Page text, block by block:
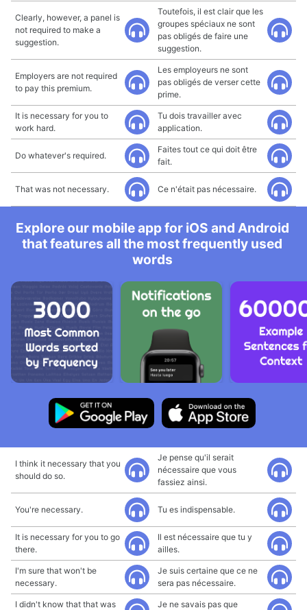
Clearly, however, a panel is
not required to make a
suggestion.
Toutefois, il est clair que les
groupes spéciaux ne sont
pas obligés de faire une
suggestion.
Employers are not required
to pay this premium.
Les employeurs ne sont
pas obligés de verser cette
prime.
It is necessary for you to
work hard.
Tu dois travailler avec
application.
Do whatever's required.
Faites tout ce qui doit être
fait.
That was not necessary. Ce n'était pas nécessaire.
Explore our mobile app for iOS and Android
that features all the most frequently used
words
I think it necessary that you
should do so.
Je pense qu'il serait
nécessaire que vous
fassiez ainsi.
You're necessary. Tu es indispensable.
It is necessary for you to go
there.
Il est nécessaire que tu y
ailles.
I'm sure that won't be
necessary.
Je suis certaine que ce ne
sera pas nécessaire.
I didn't know that that was
Je ne savais pas que